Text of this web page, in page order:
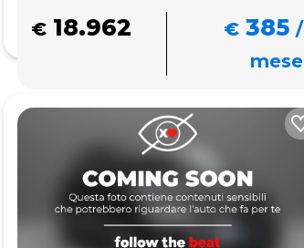
€ 18.962 € 385 /
mese